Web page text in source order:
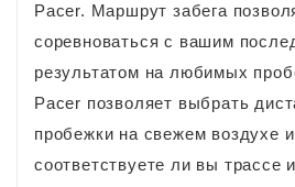
Pacer. Маршрут забега
соревноваться с вашим
результатом на любимых
Pacer позволяет выбрать
пробежки на свежем воздухе
соответствуете ли вы трассе